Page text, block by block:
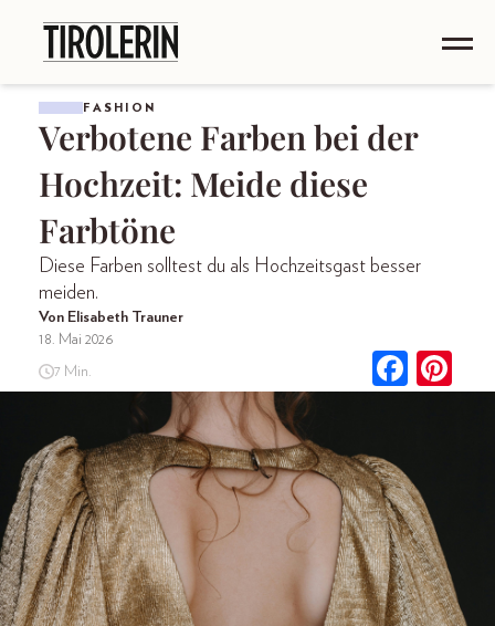
FASHION
Verbotene Farben bei der
Hochzeit: Meide diese
Farbtöne
Diese Farben solltest du als Hochzeitsgast besser
meiden.
Von Elisabeth Trauner
18. Mai 2026
7 Min.